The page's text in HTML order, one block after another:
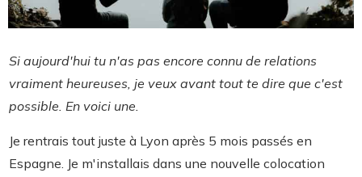
Si aujourd'hui tu n'as pas encore connu de relations
vraiment heureuses, je veux avant tout te dire que c'est
possible. En voici une.
Je rentrais tout juste à Lyon après 5 mois passés en
Espagne. Je m'installais dans une nouvelle colocation